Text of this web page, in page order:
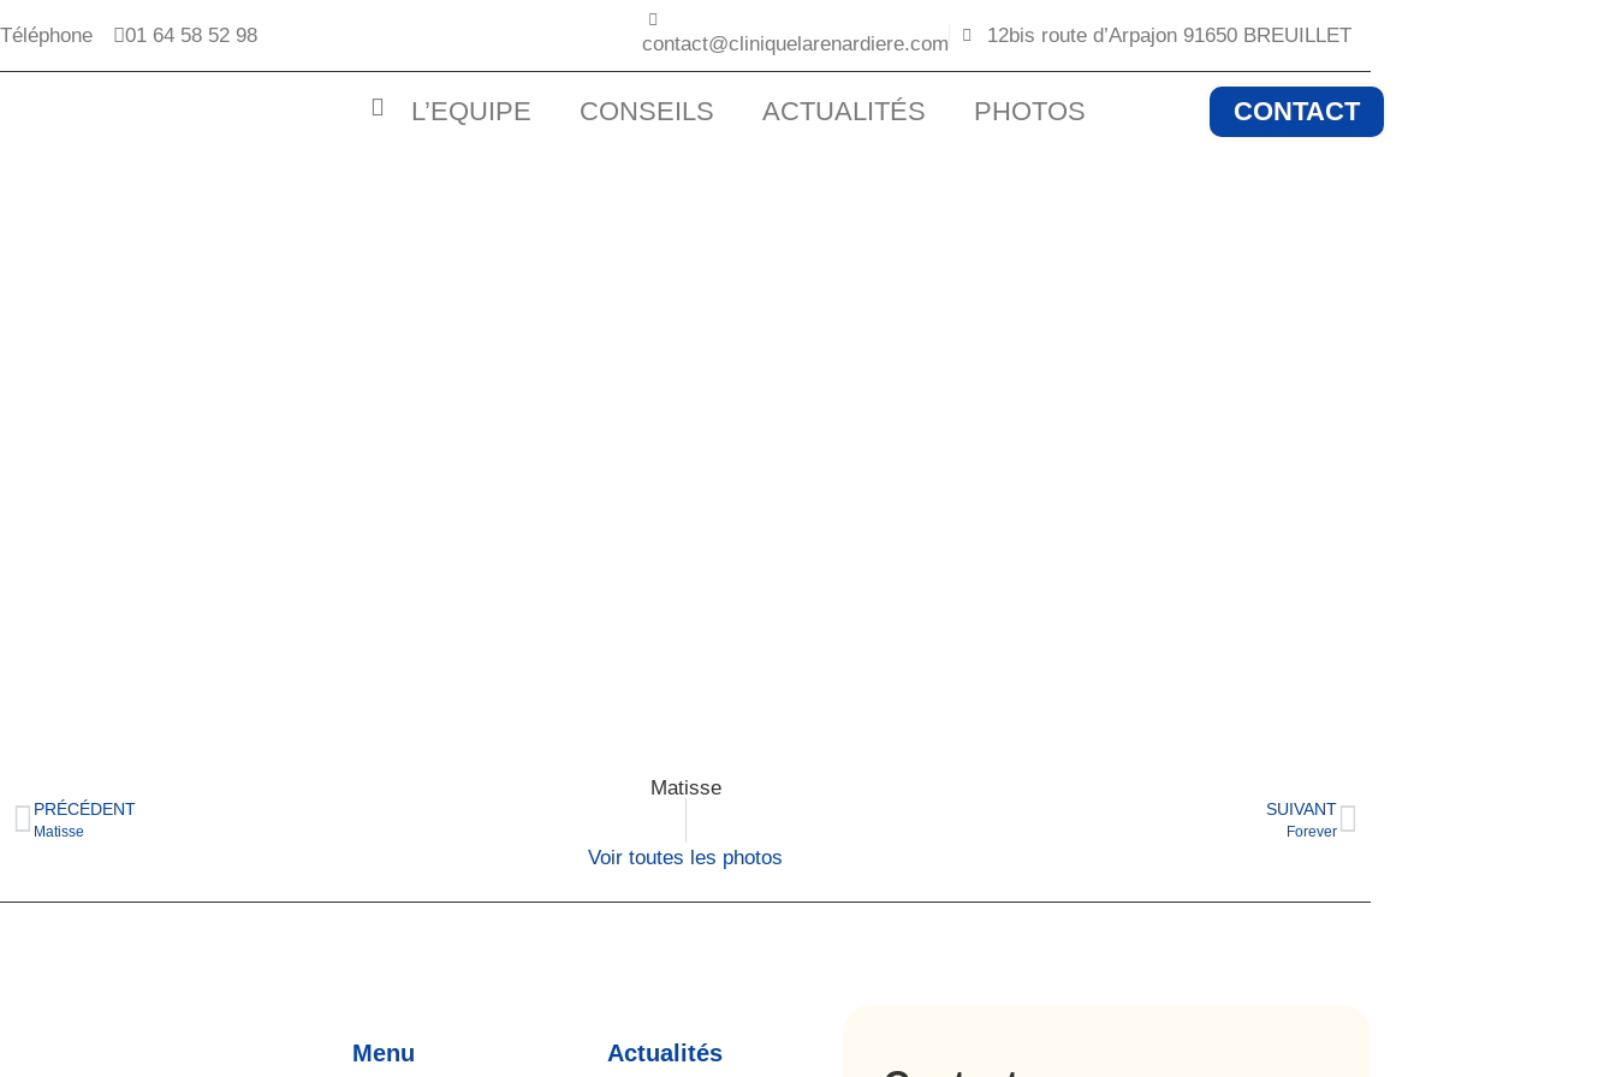
Téléphone 01 64 58 52 98 contact@cliniquelarenardiere.com 12bis route d’Arpajon 91650 BREUILLET
L’EQUIPE CONSEILS ACTUALITÉS PHOTOS CONTACT
Matisse
PRÉCÉDENT
Matisse
SUIVANT
Forever
Voir toutes les photos
Menu Actualités